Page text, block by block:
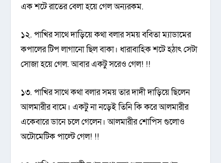
এক শটে রাতের বেলা হয়ে গেল অন্যরকম.
১২. পাখির সাথে দাড়িয়ে কথা বলার সময় ববিতা ম্যাডামের
কপালের টিপ লাগানো ছিল বাকা। ধারাবাহিক শটে হঠাৎ সেটা
সোজা হয়ে গেল. আবার একটু সরেও গেল! !!
১৩. পাখির সাথে কথা বলার সময় তার দাদী দাড়িয়ে ছিলেন
আলমারীর বামে। একটু না নড়েই তিনি কি করে আলমারীর
একেবারে ডানে চলে গেলেন। আলমারীর শোপিস গুলোও
অটোমেটিক পাল্টে গেল! !!